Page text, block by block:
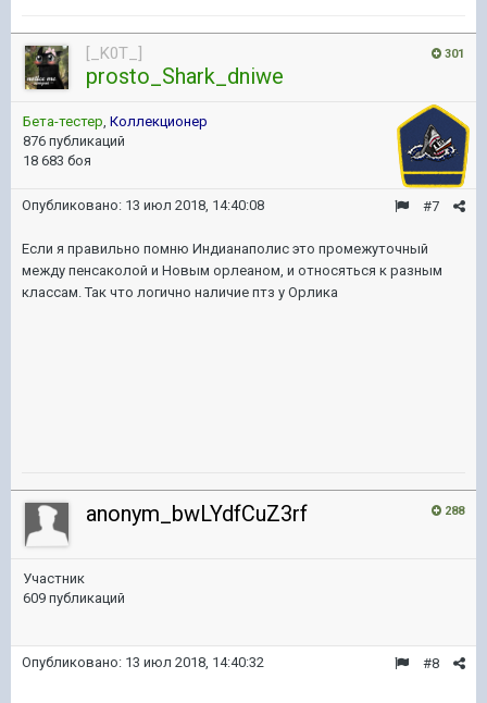
301
[_K0T_]
prosto_Shark_dniwe
Бета-тестер, Коллекционер
876 публикаций
18 683 боя
#7
Опубликовано: 13 июл 2018, 14:40:08
Если я правильно помню Индианаполис это промежуточный
между пенсаколой и Новым орлеаном, и относяться к разным
классам. Так что логично наличие птз у Орлика
288
anonym_bwLYdfCuZ3rf
Участник
609 публикаций
#8
Опубликовано: 13 июл 2018, 14:40:32